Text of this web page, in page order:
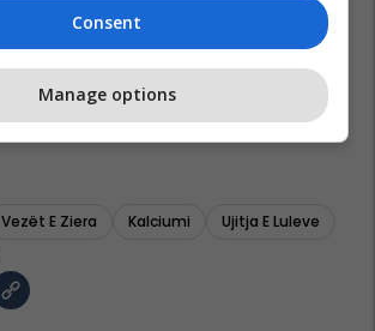
Vezët E Ziera Kalciumi Ujitja E Luleve
Consent
Manage options